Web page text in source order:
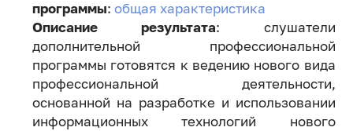
программы:общая характеристика
Описание результата: слушатели
дополнительной профессиональной
программы готовятся к ведению нового вида
профессиональной деятельности,
основанной на разработке и использовании
информационных технологий нового